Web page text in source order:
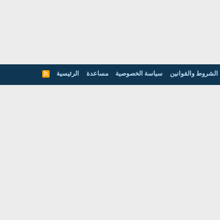
الشروط والقوانين سياسة الخصوصية مساعدة الرئيسية
R
S